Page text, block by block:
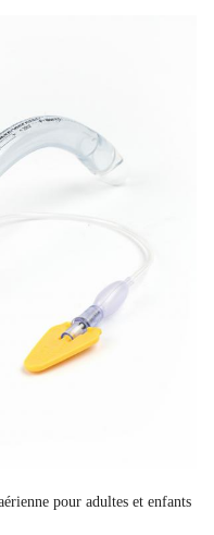
pour adultes et enfants